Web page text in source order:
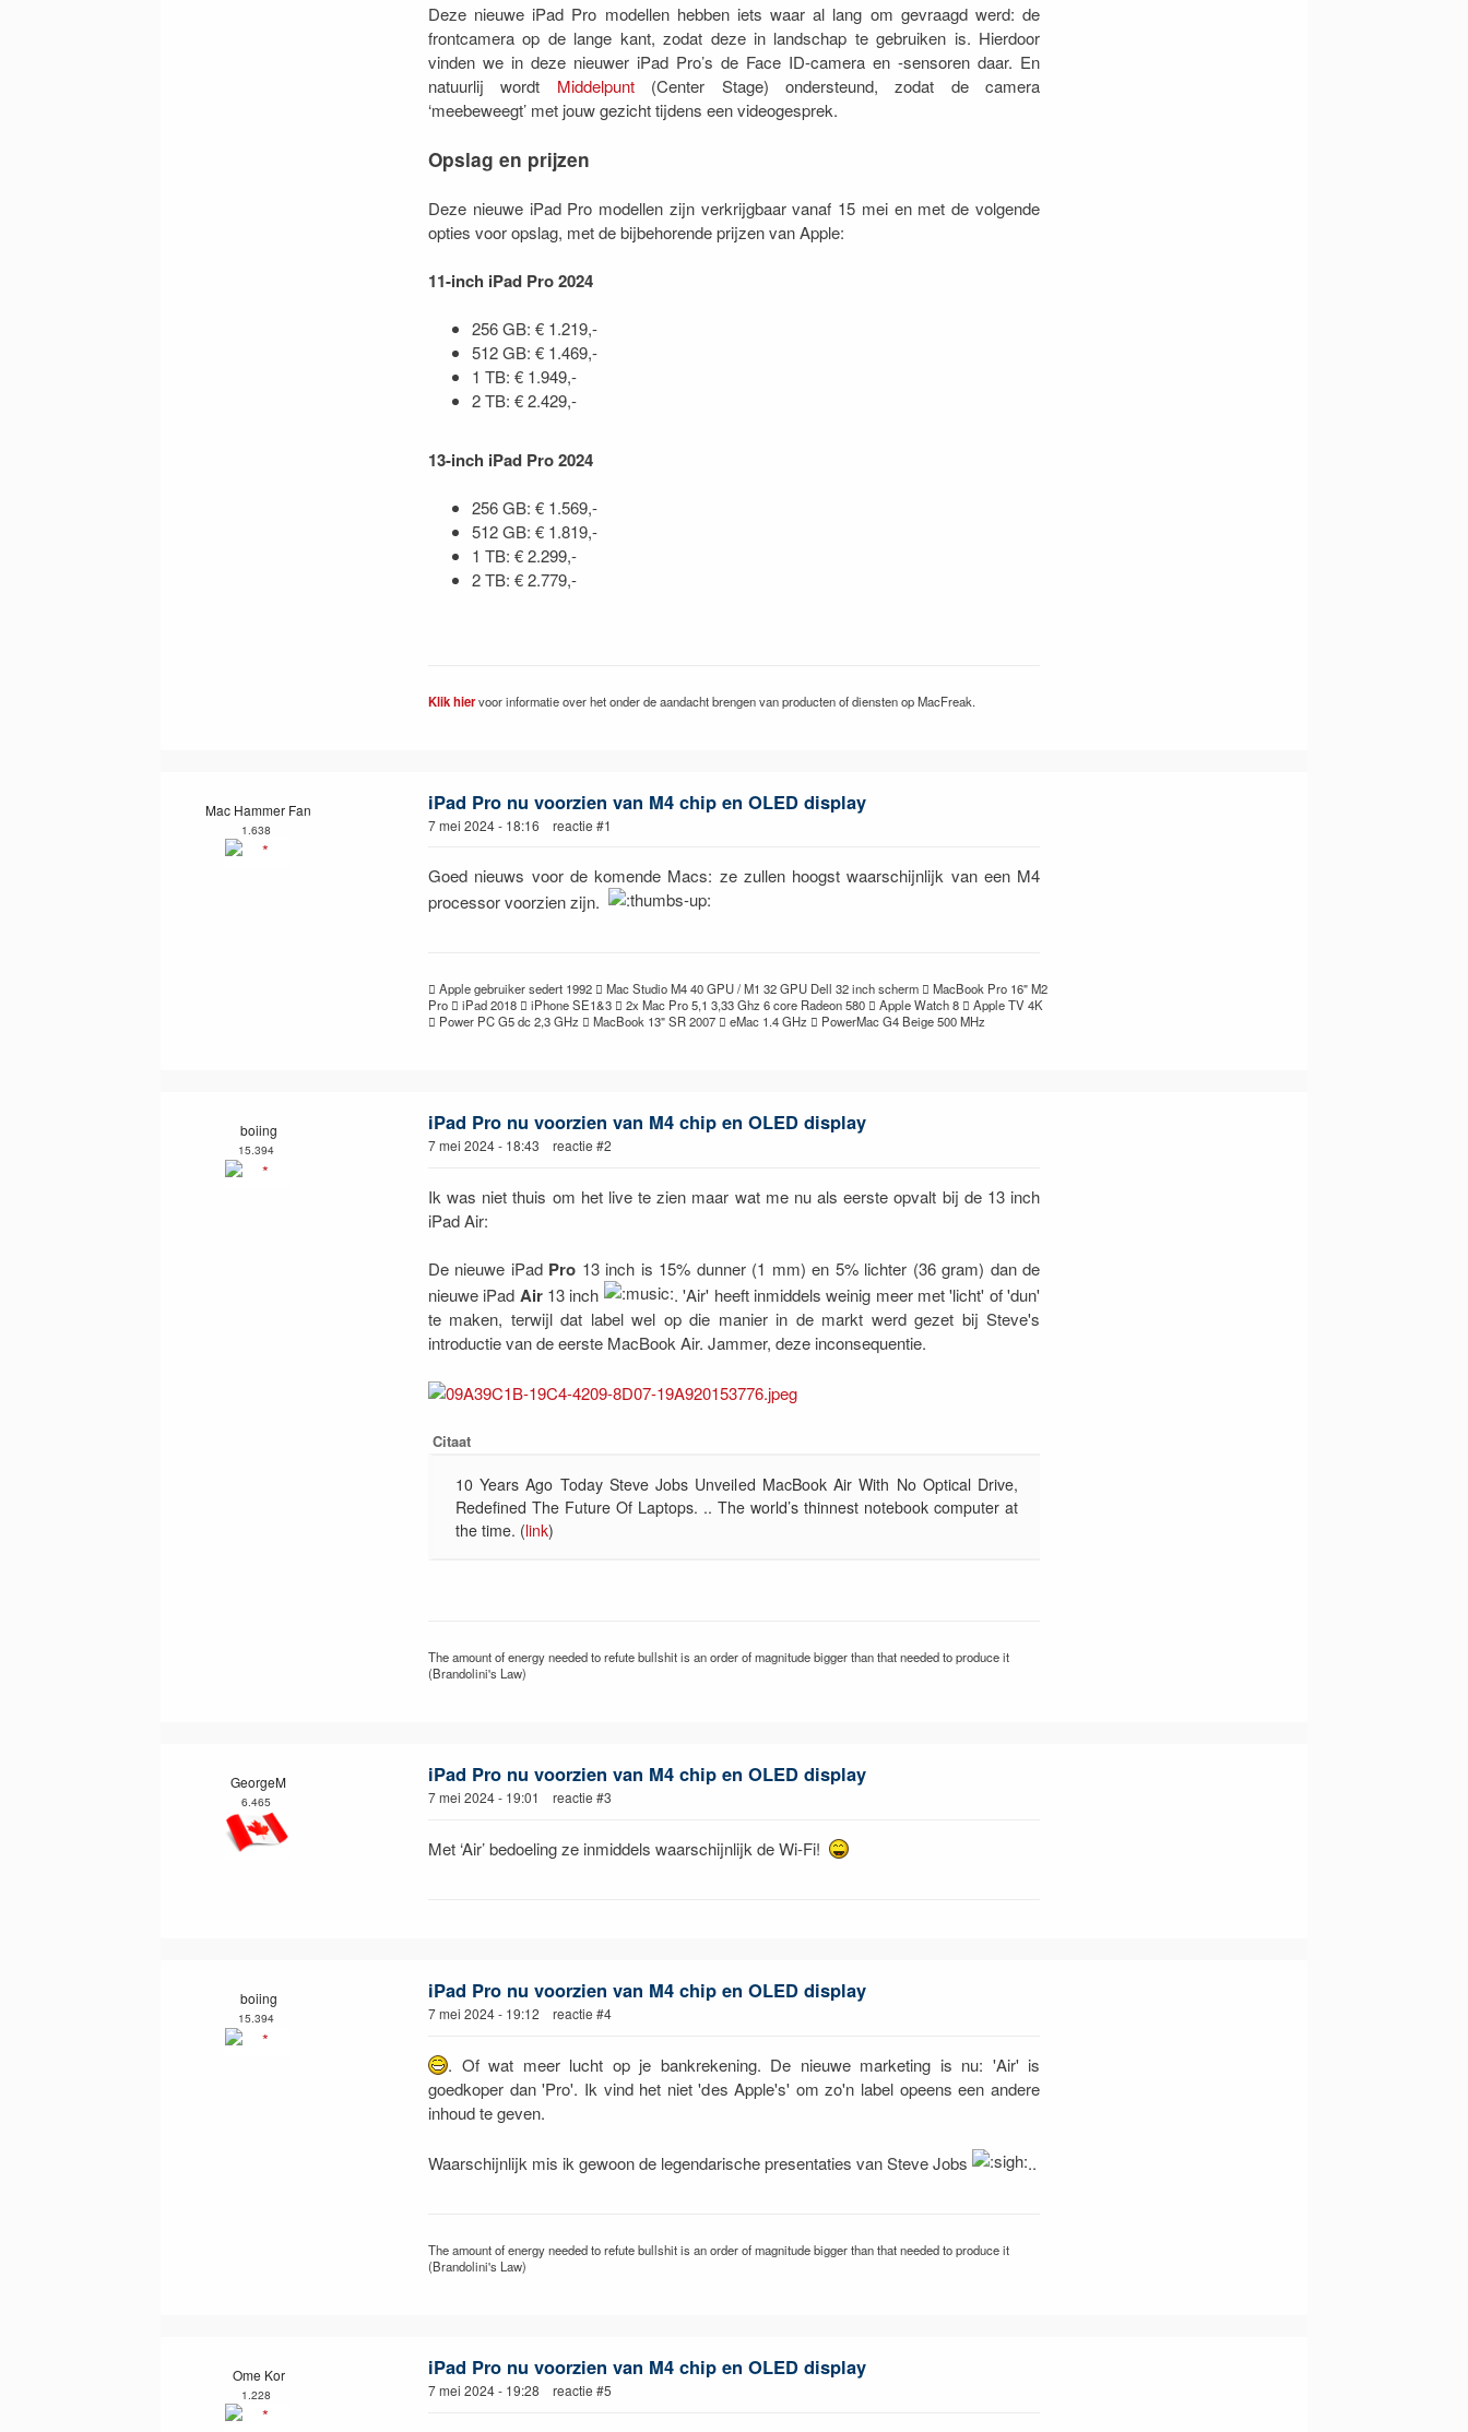
Deze nieuwe iPad Pro modellen hebben iets waar al lang om gevraagd werd: de
frontcamera op de lange kant, zodat deze in landschap te gebruiken is. Hierdoor
vinden we in deze nieuwer iPad Pro’s de Face ID-camera en -sensoren daar. En
natuurlij wordt Middelpunt(Center Stage) ondersteund, zodat de camera
‘meebeweegt’ met jouw gezicht tijdens een videogesprek.
Opslag en prijzen
Deze nieuwe iPad Pro modellen zijn verkrijgbaar vanaf 15 mei en met de volgende
opties voor opslag, met de bijbehorende prijzen van Apple:
11-inch iPad Pro 2024
256 GB: € 1.219,-
512 GB: € 1.469,-
1 TB: € 1.949,-
2 TB: € 2.429,-
13-inch iPad Pro 2024
256 GB: € 1.569,-
512 GB: € 1.819,-
1 TB: € 2.299,-
2 TB: € 2.779,-
Klik hiervoor informatie over het onder de aandacht brengen van producten of diensten op MacFreak.
Mac Hammer Fan
1.638
iPad Pro nu voorzien van M4 chip en OLED display
7 mei 2024 - 18:16 reactie #1
Goed nieuws voor de komende Macs: ze zullen hoogst waarschijnlijk van een M4
processor voorzien zijn.
 Apple gebruiker sedert 1992  Mac Studio M4 40 GPU / M1 32 GPU Dell 32 inch scherm  MacBook Pro 16" M2
Pro  iPad 2018  iPhone SE1&3  2x Mac Pro 5,1 3,33 Ghz 6 core Radeon 580  Apple Watch 8  Apple TV 4K
 Power PC G5 dc 2,3 GHz  MacBook 13" SR 2007  eMac 1.4 GHz  PowerMac G4 Beige 500 MHz
boiing
15.394
iPad Pro nu voorzien van M4 chip en OLED display
7 mei 2024 - 18:43 reactie #2
Ik was niet thuis om het live te zien maar wat me nu als eerste opvalt bij de 13 inch
iPad Air:
De nieuwe iPad Pro 13 inch is 15% dunner (1 mm) en 5% lichter (36 gram) dan de
nieuwe iPad Air13 inch
. 'Air' heeft inmiddels weinig meer met 'licht' of 'dun'
te maken, terwijl dat label wel op die manier in de markt werd gezet bij Steve's
introductie van de eerste MacBook Air. Jammer, deze inconsequentie.
Citaat
10 Years Ago Today Steve Jobs Unveiled MacBook Air With No Optical Drive,
Redefined The Future Of Laptops. .. The world’s thinnest notebook computer at
the time. (link)
The amount of energy needed to refute bullshit is an order of magnitude bigger than that needed to produce it
(Brandolini's Law)
GeorgeM
6.465
iPad Pro nu voorzien van M4 chip en OLED display
7 mei 2024 - 19:01 reactie #3
Met ‘Air’ bedoeling ze inmiddels waarschijnlijk de Wi-Fi!
boiing
15.394
iPad Pro nu voorzien van M4 chip en OLED display
7 mei 2024 - 19:12 reactie #4
. Of wat meer lucht op je bankrekening. De nieuwe marketing is nu: 'Air' is
goedkoper dan 'Pro'. Ik vind het niet 'des Apple's' om zo'n label opeens een andere
inhoud te geven.
Waarschijnlijk mis ik gewoon de legendarische presentaties van Steve Jobs ..
The amount of energy needed to refute bullshit is an order of magnitude bigger than that needed to produce it
(Brandolini's Law)
Ome Kor
1.228
iPad Pro nu voorzien van M4 chip en OLED display
7 mei 2024 - 19:28 reactie #5